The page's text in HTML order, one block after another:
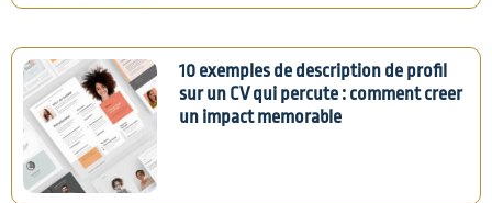
10 exemples de description de profil
sur un CV qui percute : comment creer
un impact memorable